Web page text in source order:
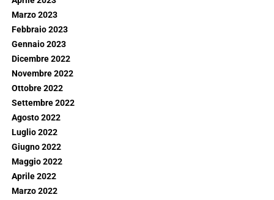
Marzo 2023
Febbraio 2023
Gennaio 2023
Dicembre 2022
Novembre 2022
Ottobre 2022
Settembre 2022
Agosto 2022
Luglio 2022
Giugno 2022
Maggio 2022
Aprile 2022
Marzo 2022